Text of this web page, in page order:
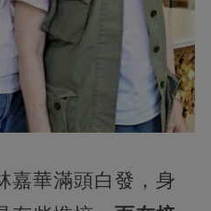
嘉華滿頭白發，身